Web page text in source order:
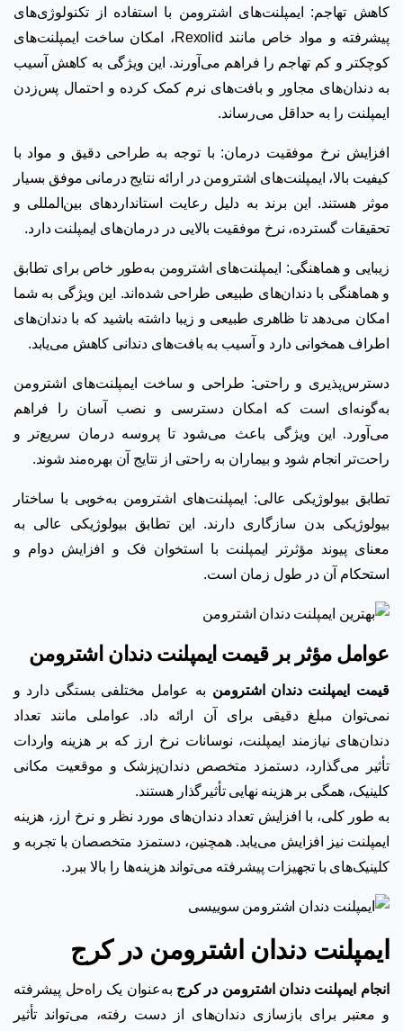
کاهش تهاجم: ایمپلنت‌های اشترومن با استفاده از تکنولوژی‌های
پیشرفته و مواد خاص مانند Rexolid، امکان ساخت ایمپلنت‌های
کوچکتر و کم تهاجم را فراهم می‌آورند. این ویژگی به کاهش آسیب
به دندان‌های مجاور و بافت‌های نرم کمک کرده و احتمال پس‌زدن
ایمپلنت را به حداقل می‌رساند.
افزایش نرخ موفقیت درمان: با توجه به طراحی دقیق و مواد با
کیفیت بالا، ایمپلنت‌های اشترومن در ارائه نتایج درمانی موفق بسیار
موثر هستند. این برند به دلیل رعایت استانداردهای بین‌المللی و
تحقیقات گسترده، نرخ موفقیت بالایی در درمان‌های ایمپلنت دارد.
زیبایی و هماهنگی: ایمپلنت‌های اشترومن به‌طور خاص برای تطابق
و هماهنگی با دندان‌های طبیعی طراحی شده‌اند. این ویژگی به شما
امکان می‌دهد تا ظاهری طبیعی و زیبا داشته باشید که با دندان‌های
اطراف همخوانی دارد و آسیب به بافت‌های دندانی کاهش می‌یابد.
دسترس‌پذیری و راحتی: طراحی و ساخت ایمپلنت‌های اشترومن
به‌گونه‌ای است که امکان دسترسی و نصب آسان را فراهم
می‌آورد. این ویژگی باعث می‌شود تا پروسه درمان سریع‌تر و
راحت‌تر انجام شود و بیماران به راحتی از نتایج آن بهره‌مند شوند.
تطابق بیولوژیکی عالی: ایمپلنت‌های اشترومن به‌خوبی با ساختار
بیولوژیکی بدن سازگاری دارند. این تطابق بیولوژیکی عالی به
معنای پیوند مؤثرتر ایمپلنت با استخوان فک و افزایش دوام و
استحکام آن در طول زمان است.
عوامل مؤثر بر قیمت ایمپلنت دندان اشترومن
قیمت ایمپلنت دندان اشترومن به عوامل مختلفی بستگی دارد و
نمی‌توان مبلغ دقیقی برای آن ارائه داد. عواملی مانند تعداد
دندان‌های نیازمند ایمپلنت، نوسانات نرخ ارز که بر هزینه واردات
تأثیر می‌گذارد، دستمزد متخصص دندان‌پزشک و موقعیت مکانی
کلینیک، همگی بر هزینه نهایی تأثیرگذار هستند.
به طور کلی، با افزایش تعداد دندان‌های مورد نظر و نرخ ارز، هزینه
ایمپلنت نیز افزایش می‌یابد. همچنین، دستمزد متخصصان با تجربه و
کلینیک‌های با تجهیزات پیشرفته می‌تواند هزینه‌ها را بالا ببرد.
ایمپلنت دندان اشترومن در کرج
انجام ایمپلنت دندان اشترومن در کرج به‌عنوان یک راه‌حل پیشرفته
و معتبر برای بازسازی دندان‌های از دست رفته، می‌تواند تأثیر